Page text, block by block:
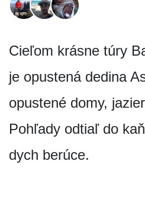
Cieľom krásne túry
je opustená dedina
opustené domy,
Pohľady odtiaľ do
dych berúce.